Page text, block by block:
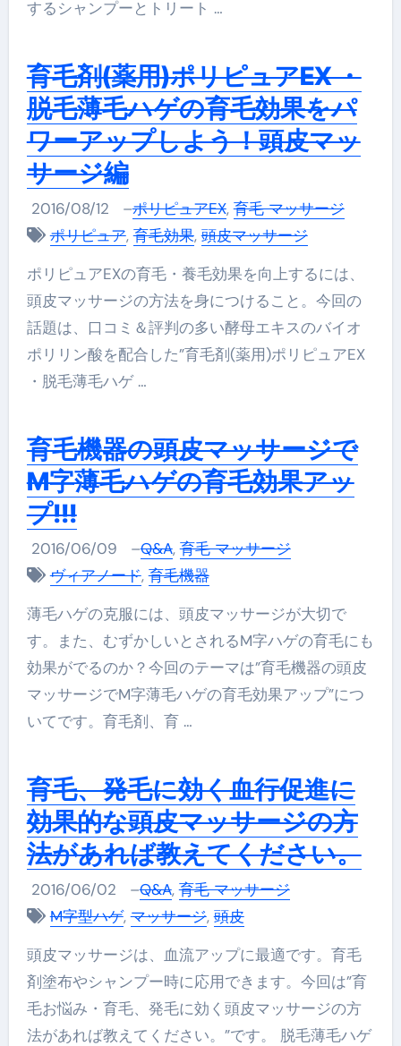
するシャンプーとトリート …
育毛剤(薬用)ポリピュアEX ・
脱毛薄毛ハゲの育毛効果をパ
ワーアップしよう！頭皮マッ
サージ編
2016/08/12 –ポリピュアEX,育毛 マッサージ
ポリピュア,育毛効果,頭皮マッサージ
ポリピュアEXの育毛・養毛効果を向上するには、
頭皮マッサージの方法を身につけること。今回の
話題は、口コミ＆評判の多い酵母エキスのバイオ
ポリリン酸を配合した”育毛剤(薬用)ポリピュアEX
・脱毛薄毛ハゲ …
育毛機器の頭皮マッサージで
M字薄毛ハゲの育毛効果アッ
プ!!!
2016/06/09 –Q&A,育毛 マッサージ
ヴィアノード,育毛機器
薄毛ハゲの克服には、頭皮マッサージが大切で
す。また、むずかしいとされるM字ハゲの育毛にも
効果がでるのか？今回のテーマは”育毛機器の頭皮
マッサージでM字薄毛ハゲの育毛効果アップ”につ
いてです。育毛剤、育 …
育毛、発毛に効く血行促進に
効果的な頭皮マッサージの方
法があれば教えてください。
2016/06/02 –Q&A,育毛 マッサージ
M字型ハゲ,マッサージ,頭皮
頭皮マッサージは、血流アップに最適です。育毛
剤塗布やシャンプー時に応用できます。今回は”育
毛お悩み・育毛、発毛に効く頭皮マッサージの方
法があれば教えてください。”です。 脱毛薄毛ハゲ